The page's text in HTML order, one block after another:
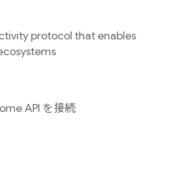
protocol that enables
API を接続